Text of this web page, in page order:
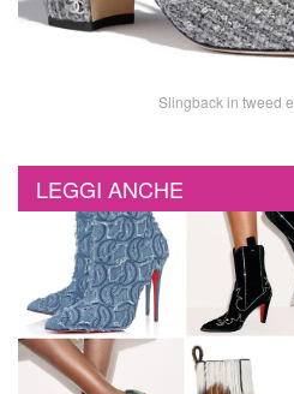
Slingback in tweed
LEGGI ANCHE